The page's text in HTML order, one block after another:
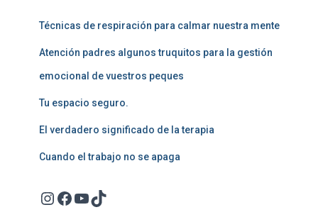
Técnicas de respiración para calmar nuestra mente
Atención padres algunos truquitos para la gestión
emocional de vuestros peques
Tu espacio seguro.
El verdadero significado de la terapia
Cuando el trabajo no se apaga
Instagram Facebook YouTube TikTok